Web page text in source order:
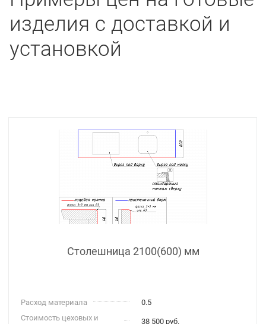
изделия с доставкой и
установкой
Столешница 2100(600) мм
Расход материала
0.5
Стоимость цеховых и
38 500 руб.